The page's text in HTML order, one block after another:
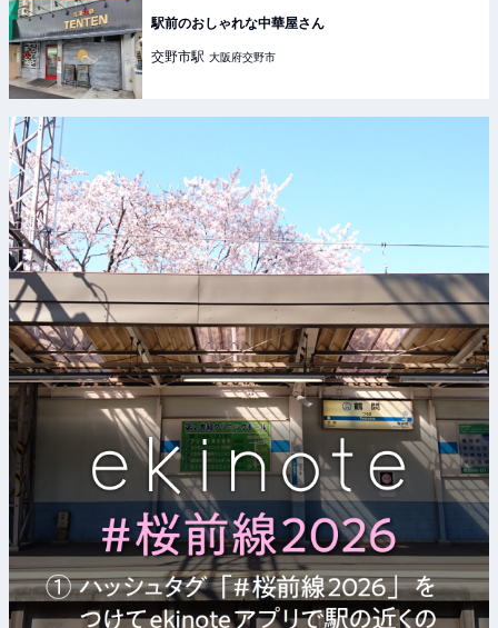
駅前のおしゃれな中華屋さん
交野市駅 大阪府交野市